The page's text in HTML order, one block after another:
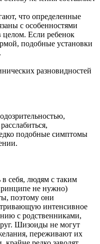
что определенные
с особенностями
целом. Если ребенок
подобные установки
разновидностей
подобные симптомы
себя, людям с таким
не нужно)
поэтому они
интенсивное
с родственниками,
Шизоиды не могут
переживают их